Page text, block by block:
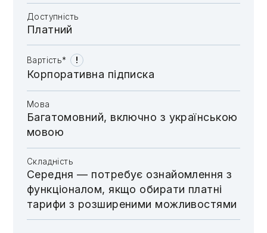
Доступність
Платний
Вартість* !
Корпоративна підписка
Мова
Багатомовний, включно з українською
мовою
Складність
Середня — потребує ознайомлення з
функціоналом, якщо обирати платні
тарифи з розширеними можливостями